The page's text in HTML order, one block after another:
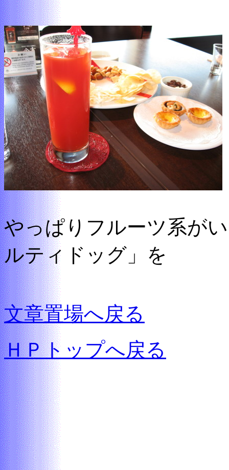
やっぱりフルーツ系が
ルティドッグ」を
文章置場へ戻る
ＨＰトップへ戻る